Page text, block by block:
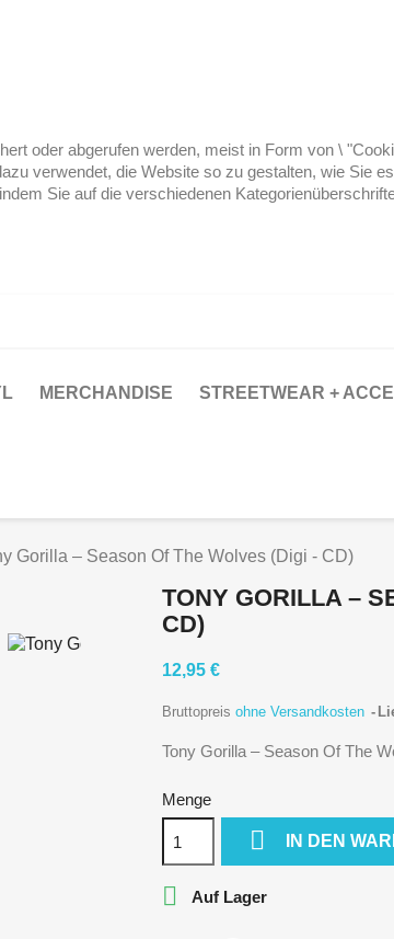
oder abgerufen werden, meist in Form von \
verwendet, die Website so zu gestalten, wie Sie
Sie auf die verschiedenen
MERCHANDISE STREETWEAR +
Gorilla – Season Of The Wolves (Digi - CD)
TONY GORILLA –
CD)
12,95 €
Bruttopreis ohne Versandkosten
Tony Gorilla – Season Of The
Menge
 IN DEN
 Auf Lager